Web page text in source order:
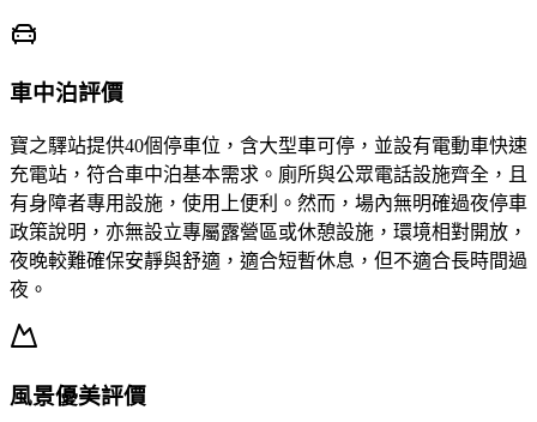
車中泊評價
寶之驛站提供40個停車位，含大型車可停，並設有電動車快速
充電站，符合車中泊基本需求。廁所與公眾電話設施齊全，且
有身障者專用設施，使用上便利。然而，場內無明確過夜停車
政策說明，亦無設立專屬露營區或休憩設施，環境相對開放，
夜晚較難確保安靜與舒適，適合短暫休息，但不適合長時間過
夜。
風景優美評價